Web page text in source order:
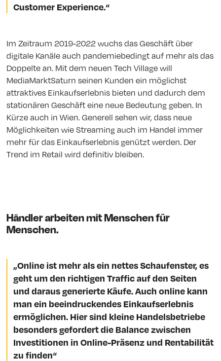
Customer Experience.“
Im Zeitraum 2019-2022 wuchs das Geschäft über
digitale Kanäle auch pandemiebedingt auf mehr als das
Doppelte an. Mit dem neuen Tech Village will
MediaMarktSaturn seinen Kunden ein möglichst
attraktives Einkaufserlebnis bieten und dadurch dem
stationären Geschäft eine neue Bedeutung geben. In
Kürze auch in Wien. Generell sehen wir, dass neue
Möglichkeiten wie Streaming auch im Handel immer
mehr für das Einkaufserlebnis genützt werden. Der
Trend im Retail wird definitiv bleiben.
Händler arbeiten mit Menschen für
Menschen.
„Online ist mehr als ein nettes Schaufenster, es
geht um den richtigen Traffic auf den Seiten
und daraus generierte Käufe. Auch online kann
man ein beeindruckendes Einkaufserlebnis
ermöglichen. Hier sind kleine Handelsbetriebe
besonders gefordert die Balance zwischen
Investitionen in Online-Präsenz und Rentabilität
zu finden“